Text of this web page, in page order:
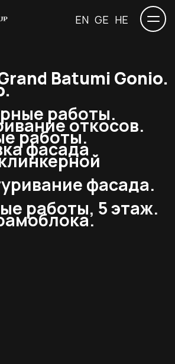
EN GE HE
Batumi Gonio.
работы.
откосов.
работы.
фасада
фасада.
работы, 5 этаж.